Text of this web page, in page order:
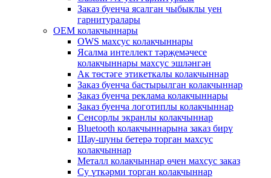
Заказ буенча ясалган чыбыклы уен
гарнитуралары
OEM колакчыннары
OWS махсус колакчыннары
Ясалма интеллект тәрҗемәчесе
колакчыннары махсус эшләнгән
Ак төстәге этикеткалы колакчыннар
Заказ буенча бастырылган колакчыннар
Заказ буенча реклама колакчыннары
Заказ буенча логотиплы колакчыннар
Сенсорлы экранлы колакчыннар
Bluetooth колакчыннарына заказ бирү
Шау-шуны бетерә торган махсус
колакчыннар
Металл колакчыннар өчен махсус заказ
Су үткәрми торган колакчыннар